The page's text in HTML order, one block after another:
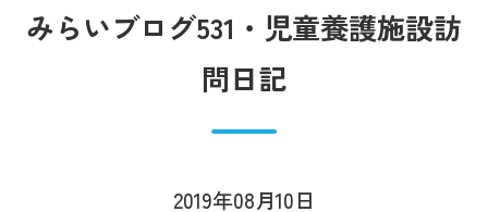
みらいブログ531・児童養護施設訪
問日記
2019年08月10日